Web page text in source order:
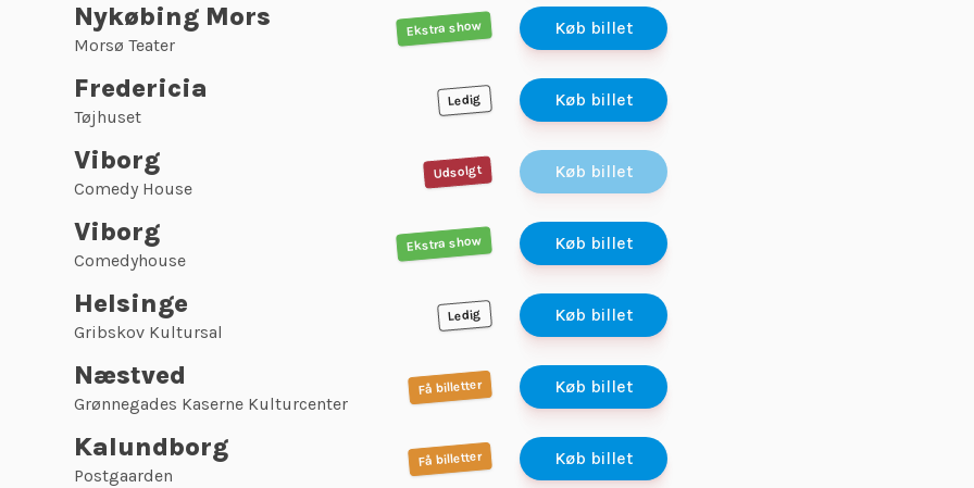
Nykøbing Mors
Morsø Teater
Ekstra show Køb billet
Fredericia
Tøjhuset
Ledig Køb billet
Viborg
Comedy House
Udsolgt Køb billet
Viborg
Comedyhouse
Ekstra show Køb billet
Helsinge
Gribskov Kultursal
Ledig Køb billet
Næstved
Grønnegades Kaserne Kulturcenter
Få billetter Køb billet
Kalundborg
Postgaarden
Få billetter Køb billet